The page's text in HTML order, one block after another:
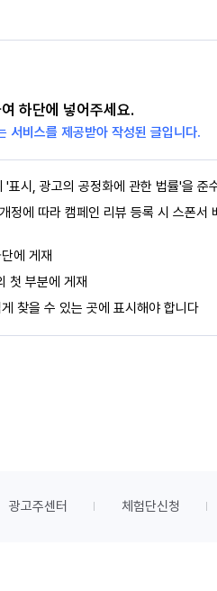
하단에 넣어주세요.
서비스를 제공받아 작성된 글입니다.
표시, 광고의 공정화에 관한 법률'을 준
에 따라 캠페인 리뷰 등록 시 스폰서
에 게재
첫 부분에 게재
찾을 수 있는 곳에 표시해야 합니다
광고주센터 체험단신청